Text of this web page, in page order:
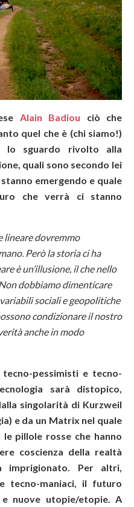
Alain Badiou ciò che
quel che è (chi siamo!)
lo sguardo rivolto alla
quali sono secondo lei
emergendo e quale
che verrà ci stanno
lineare dovremmo
Però la storia ci ha
è un’illusione, il che nello
dobbiamo dimenticare
sociali e geopolitiche
condizionare il nostro
anche in modo
pessimisti e tecno-
sarà distopico,
singolarità di Kurzweil
e da un Matrix nel quale
pillole rosse che hanno
coscienza della realtà
imprigionato. Per altri,
tecno-maniaci, il futuro
nuove utopie/etopie. A